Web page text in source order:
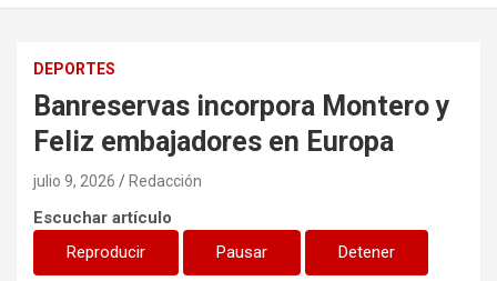
DEPORTES
Banreservas incorpora Montero y
Feliz embajadores en Europa
julio 9, 2026 Redacción
Escuchar artículo
Reproducir
Pausar Detener